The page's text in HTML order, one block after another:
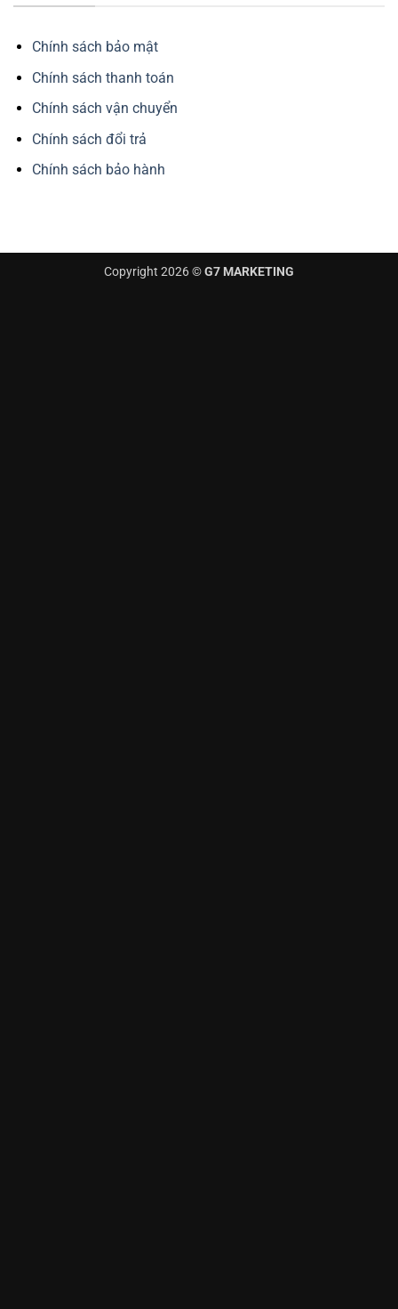
Chính sách bảo mật
Chính sách thanh toán
Chính sách vận chuyển
Chính sách đổi trả
Chính sách bảo hành
Copyright 2026 ©G7 MARKETING